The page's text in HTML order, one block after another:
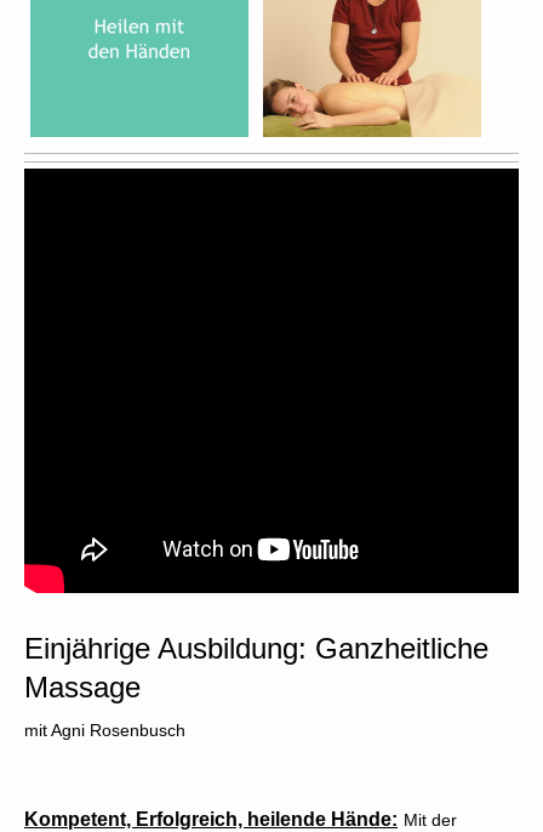
Einjährige Ausbildung: Ganzheitliche
Massage
mit Agni Rosenbusch
Kompetent, Erfolgreich, heilende Hände: Mit der